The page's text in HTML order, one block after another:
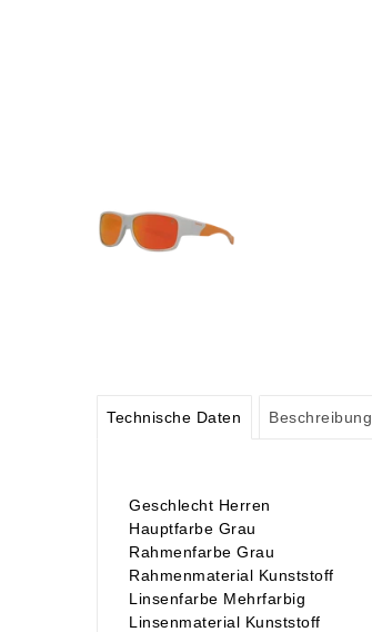
Technische Daten Beschreibung
Geschlecht Herren
Hauptfarbe Grau
Rahmenfarbe Grau
Rahmenmaterial Kunststoff
Linsenfarbe Mehrfarbig
Linsenmaterial Kunststoff